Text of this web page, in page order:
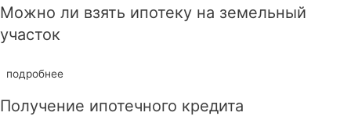
Можно ли взять ипотеку на земельный
участок
подробнее
Получение ипотечного кредита